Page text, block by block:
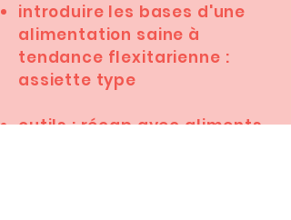
introduire les bases d'une
alimentation saine à
tendance flexitarienne :
assiette type
outils : récap avec aliments